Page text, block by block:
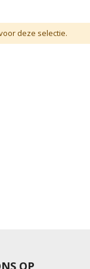
deze selectie.
OP